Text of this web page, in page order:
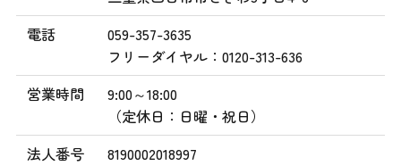
電話
059-357-3635
フリーダイヤル：0120-313-636
営業時間
9:00～18:00
（定休日：日曜・祝日）
法人番号
8190002018997